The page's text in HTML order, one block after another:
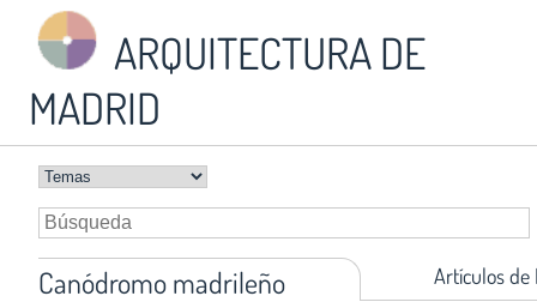
ARQUITECTURA DE
MADRID
Canódromo madrileño Artículos de